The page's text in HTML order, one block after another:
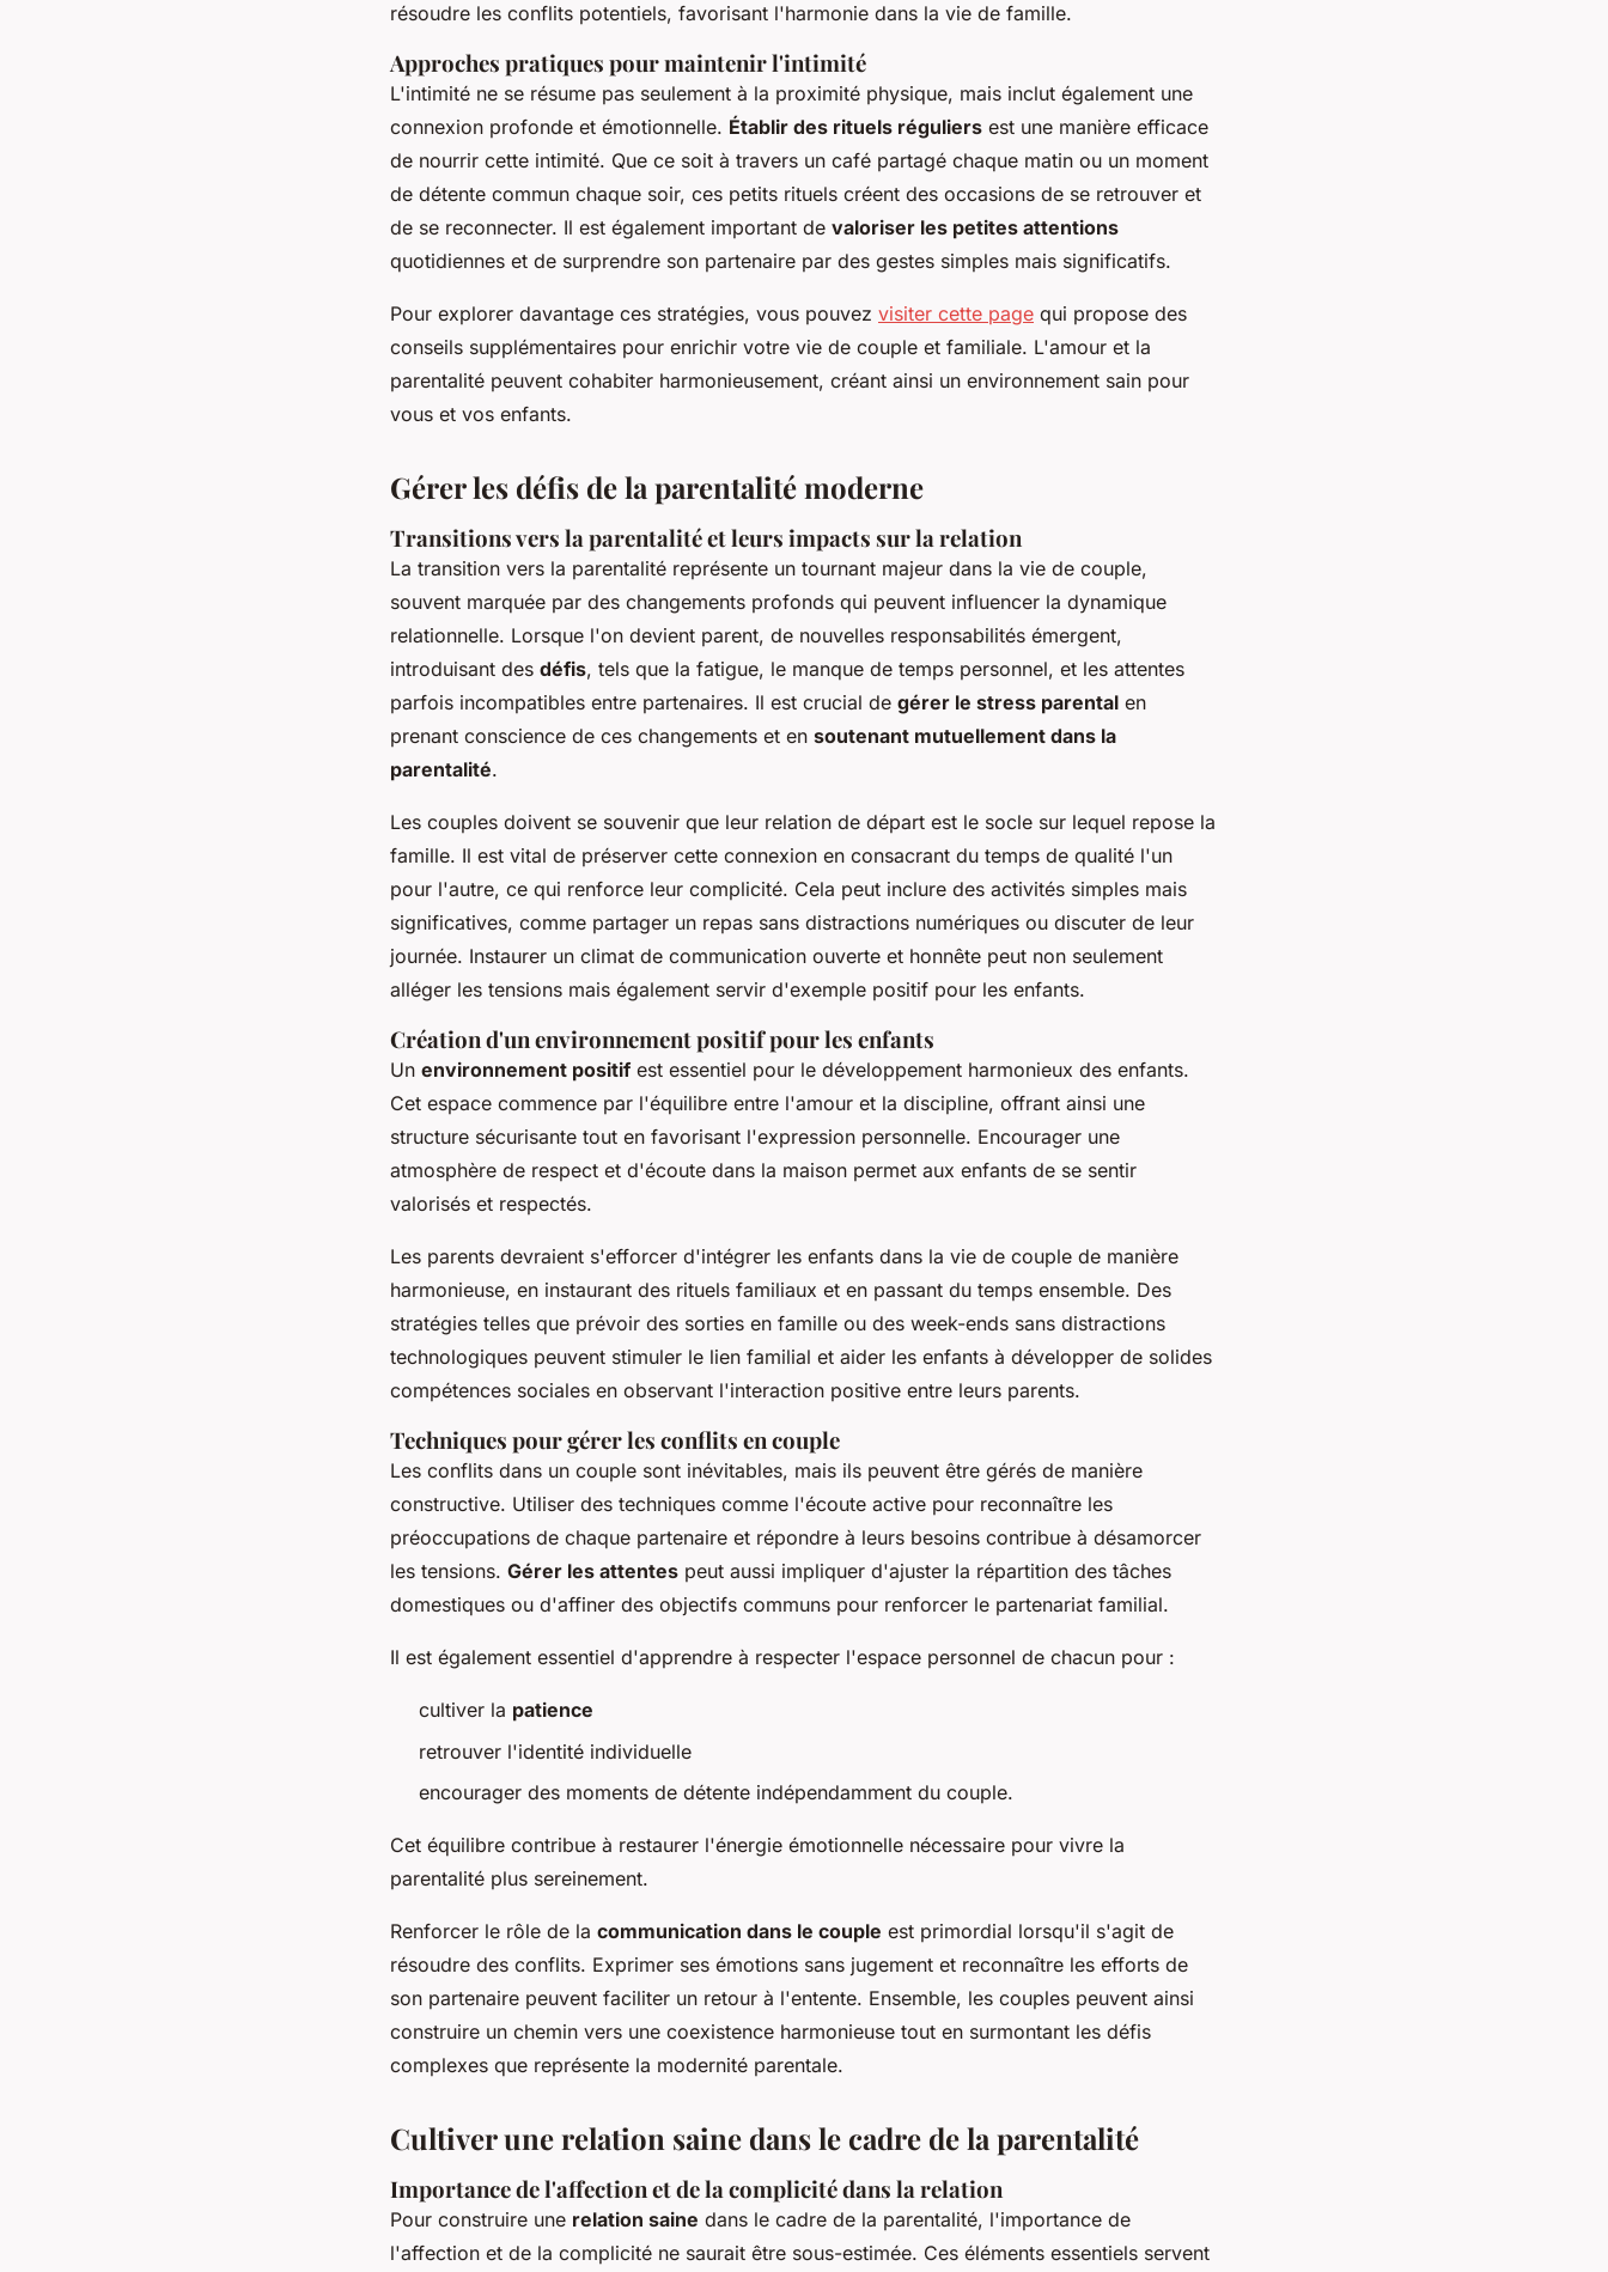
résoudre les conflits potentiels, favorisant l'harmonie dans la vie de famille.
Approches pratiques pour maintenir l'intimité
L'intimité ne se résume pas seulement à la proximité physique, mais inclut également une
connexion profonde et émotionnelle. Établir des rituels réguliers est une manière efficace
de nourrir cette intimité. Que ce soit à travers un café partagé chaque matin ou un moment
de détente commun chaque soir, ces petits rituels créent des occasions de se retrouver et
de se reconnecter. Il est également important de valoriser les petites attentions
quotidiennes et de surprendre son partenaire par des gestes simples mais significatifs.
Pour explorer davantage ces stratégies, vous pouvez visiter cette page qui propose des
conseils supplémentaires pour enrichir votre vie de couple et familiale. L'amour et la
parentalité peuvent cohabiter harmonieusement, créant ainsi un environnement sain pour
vous et vos enfants.
Gérer les défis de la parentalité moderne
Transitions vers la parentalité et leurs impacts sur la relation
La transition vers la parentalité représente un tournant majeur dans la vie de couple,
souvent marquée par des changements profonds qui peuvent influencer la dynamique
relationnelle. Lorsque l'on devient parent, de nouvelles responsabilités émergent,
introduisant des défis, tels que la fatigue, le manque de temps personnel, et les attentes
parfois incompatibles entre partenaires. Il est crucial de gérer le stress parental en
prenant conscience de ces changements et en soutenant mutuellement dans la
parentalité.
Les couples doivent se souvenir que leur relation de départ est le socle sur lequel repose la
famille. Il est vital de préserver cette connexion en consacrant du temps de qualité l'un
pour l'autre, ce qui renforce leur complicité. Cela peut inclure des activités simples mais
significatives, comme partager un repas sans distractions numériques ou discuter de leur
journée. Instaurer un climat de communication ouverte et honnête peut non seulement
alléger les tensions mais également servir d'exemple positif pour les enfants.
Création d'un environnement positif pour les enfants
Un environnement positifest essentiel pour le développement harmonieux des enfants.
Cet espace commence par l'équilibre entre l'amour et la discipline, offrant ainsi une
structure sécurisante tout en favorisant l'expression personnelle. Encourager une
atmosphère de respect et d'écoute dans la maison permet aux enfants de se sentir
valorisés et respectés.
Les parents devraient s'efforcer d'intégrer les enfants dans la vie de couple de manière
harmonieuse, en instaurant des rituels familiaux et en passant du temps ensemble. Des
stratégies telles que prévoir des sorties en famille ou des week-ends sans distractions
technologiques peuvent stimuler le lien familial et aider les enfants à développer de solides
compétences sociales en observant l'interaction positive entre leurs parents.
Techniques pour gérer les conflits en couple
Les conflits dans un couple sont inévitables, mais ils peuvent être gérés de manière
constructive. Utiliser des techniques comme l'écoute active pour reconnaître les
préoccupations de chaque partenaire et répondre à leurs besoins contribue à désamorcer
les tensions. Gérer les attentes peut aussi impliquer d'ajuster la répartition des tâches
domestiques ou d'affiner des objectifs communs pour renforcer le partenariat familial.
Il est également essentiel d'apprendre à respecter l'espace personnel de chacun pour :
cultiver la patience
retrouver l'identité individuelle
encourager des moments de détente indépendamment du couple.
Cet équilibre contribue à restaurer l'énergie émotionnelle nécessaire pour vivre la
parentalité plus sereinement.
Renforcer le rôle de la communication dans le couple est primordial lorsqu'il s'agit de
résoudre des conflits. Exprimer ses émotions sans jugement et reconnaître les efforts de
son partenaire peuvent faciliter un retour à l'entente. Ensemble, les couples peuvent ainsi
construire un chemin vers une coexistence harmonieuse tout en surmontant les défis
complexes que représente la modernité parentale.
Cultiver une relation saine dans le cadre de la parentalité
Importance de l'affection et de la complicité dans la relation
Pour construire une relation saine dans le cadre de la parentalité, l'importance de
l'affection et de la complicité ne saurait être sous-estimée. Ces éléments essentiels servent